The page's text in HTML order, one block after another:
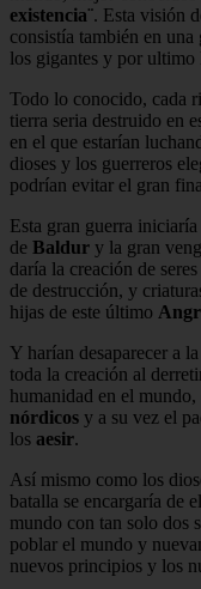
existencia¨. Esta visión
consistía también en
los gigantes y por ultimo
Todo lo conocido, cada
tierra seria destruido en
en el que estarían
dioses y los guerreros
podrían evitar el gran
Esta gran guerra
de Baldur y la gran
daría la creación de
de destrucción, y
hijas de este último
Y harían desaparecer a
toda la creación al
humanidad en el
nórdicos y a su vez el
los aesir.
Así mismo como los
batalla se encargaría de
mundo con tan solo dos
poblar el mundo y
nuevos principios y los